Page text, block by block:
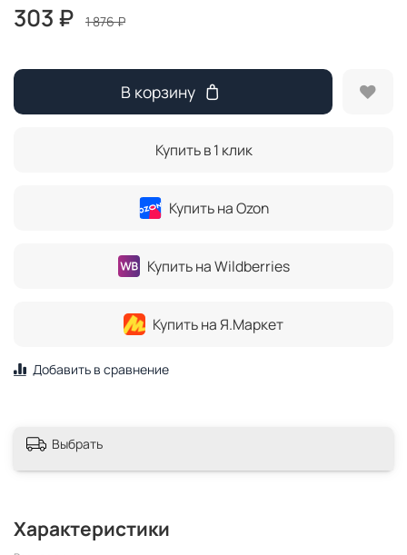
303 ₽ 1 876 ₽
В корзину
Купить в 1 клик
Купить на Ozon
Купить на Wildberries
Купить на Я.Маркет
Добавить в сравнение
Выбрать
Характеристики